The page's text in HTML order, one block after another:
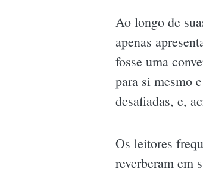
Ao longo de
apenas
fosse uma
para si mesmo
desafiadas, e,
Os leitores
reverberam em